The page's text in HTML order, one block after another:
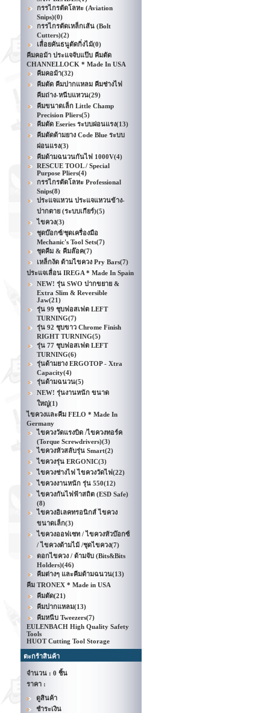
กรรไกรตัดโลหะ (Aviation
Snips)(0)
กรรไกรตัดเหล็กเส้น (Bolt
Cutters)(2)
เลื่อยคันธนูตัดกิ่งไม้(0)
คีมคอม้า ประแจจับแป๊บ คีมตัด
CHANNELLOCK * Made In USA
คีมคอม้า(32)
คีมตัด คีมปากแหลม คีมช่างไฟ
คีมถ่าง-หนีบแหวน(29)
คีมขนาดเล็ก Little Champ
Precision Pliers(5)
คีมตัด Eseries ระบบผ่อนแรง(13)
คีมตัดด้ามยาง Code Blue ระบบ
ผ่อนแรง(3)
คีมด้ามฉนวนกันไฟ 1000V(4)
RESCUE TOOL / Special
Purpose Pliers(4)
กรรไกรตัดโลหะ Professional
Snips(8)
ประแจแหวน ประแจแหวนข้าง-
ปากตาย (ระบบเกียร์)(5)
ไขควง(3)
ชุดบ๊อกซ์/ชุดเครื่องมือ
Mechanic's Tool Sets(7)
ชุดคีม & คีมล๊อค(7)
เหล็กงัด ด้ามไขควง Pry Bars(7)
ประแจเลื่อน IREGA * Made In Spain
NEW! รุ่น SWO ปากขยาย &
Extra Slim & Reversible
Jaw(21)
รุ่น 99 ชุบฟอสเฟต LEFT
TURNING(7)
รุ่น 92 ชุบขาว Chrome Finish
RIGHT TURNING(5)
รุ่น 77 ชุบฟอสเฟต LEFT
TURNING(6)
รุ่นด้ามยาง ERGOTOP - Xtra
Capacity(4)
รุ่นด้ามฉนวน(5)
NEW! รุ่นงานหนัก ขนาด
ใหญ่(1)
ไขควงและคีม FELO * Made In
Germany
ไขควงวัดแรงบิด /ไขควงทอร์ค
(Torque Screwdrivers)(3)
ไขควงหัวสลับรุ่น Smart(2)
ไขควงรุ่น ERGONIC(3)
ไขควงช่างไฟ ไขควงวัดไฟ(22)
ไขควงงานหนัก รุ่น 550(12)
ไขควงกันไฟฟ้าสถิต (ESD Safe)
(8)
ไขควงอิเลคทรอนิกส์ ไขควง
ขนาดเล็ก(3)
ไขควงออฟเซท / ไขควงหัวบ๊อกซ์
/ ไขควงด้ามไม้ /ชุดไขควง(7)
ดอกไขควง / ด้ามจับ (Bits&Bits
Holders)(46)
คีมต่างๆ และคีมด้ามฉนวน(13)
คีม TRONEX * Made in USA
คีมตัด(21)
คีมปากแหลม(13)
คีมหนีบ Tweezers(7)
EULENBACH High Quality Safety
Tools
HUOT Cutting Tool Storage
ตะกร้าสินค้า
จำนวน : 0 ชิ้น
ราคา :
ดูสินค้า
ชำระเงิน